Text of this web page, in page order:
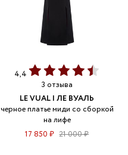
4,4
3 отзыва
LE VUAL | ЛЕ ВУАЛЬ
черное платье миди со сборкой
на лифе
17 850 ₽ 21 000 ₽